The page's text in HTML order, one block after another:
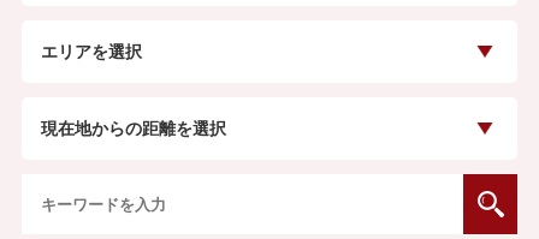
エリアを選択
現在地からの距離を選択